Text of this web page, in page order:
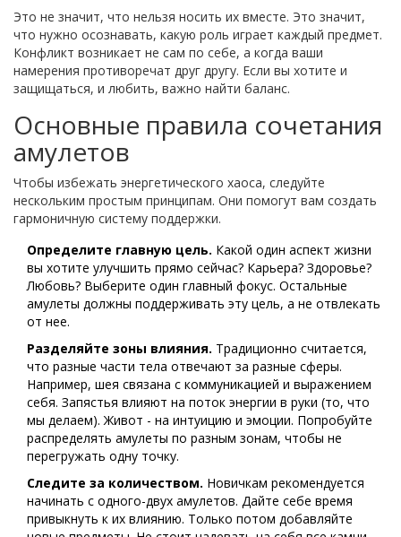
Это не значит, что нельзя носить их вместе. Это значит,
что нужно осознавать, какую роль играет каждый предмет.
Конфликт возникает не сам по себе, а когда ваши
намерения противоречат друг другу. Если вы хотите и
защищаться, и любить, важно найти баланс.
Основные правила сочетания
амулетов
Чтобы избежать энергетического хаоса, следуйте
нескольким простым принципам. Они помогут вам создать
гармоничную систему поддержки.
Определите главную цель. Какой один аспект жизни
вы хотите улучшить прямо сейчас? Карьера? Здоровье?
Любовь? Выберите один главный фокус. Остальные
амулеты должны поддерживать эту цель, а не отвлекать
от нее.
Разделяйте зоны влияния. Традиционно считается,
что разные части тела отвечают за разные сферы.
Например, шея связана с коммуникацией и выражением
себя. Запястья влияют на поток энергии в руки (то, что
мы делаем). Живот - на интуицию и эмоции. Попробуйте
распределять амулеты по разным зонам, чтобы не
перегружать одну точку.
Следите за количеством. Новичкам рекомендуется
начинать с одного-двух амулетов. Дайте себе время
привыкнуть к их влиянию. Только потом добавляйте